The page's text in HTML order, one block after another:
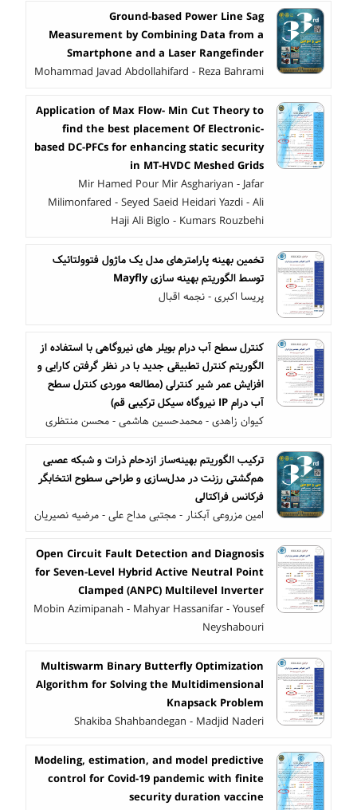
Ground-based Power Line Sag
Measurement by Combining Data from a
Smartphone and a Laser Rangefinder
Mohammad Javad Abdollahifard - Reza Bahrami
Application of Max Flow- Min Cut Theory to
find the best placement Of Electronic-
based DC-PFCs for enhancing static security
in MT-HVDC Meshed Grids
Mir Hamed Pour Mir Asghariyan - Jafar
Milimonfared - Seyed Saeid Heidari Yazdi - Ali
Haji Ali Biglo - Kumars Rouzbehi
تخمین بهینه پارامترهای مدل یک ماژول فتوولتائیک
توسط الگوریتم بهینه سازی Mayfly
پریسا اکبری - نجمه اقبال
کنترل سطح آب درام بویلر های نیروگاهی با استفاده از
الگوریتم کنترل تطبیقی جدید با در نظر گرفتن کارایی و
افزایش عمر شیر کنترلی (مطالعه موردی کنترل سطح
آب درام IP نیروگاه سیکل ترکیبی قم)
کیوان زاهدی - محمدحسین هاشمی - محسن منتظری
ترکیب الگوریتم بهینه‌ساز ازدحام ذرات و شبکه عصبی
هم‌گشتی رزنت در مدل‌سازی و طراحی سطوح انتخابگر
فرکانس فراکتالی
امین مزروعی آبکنار - مجتبی مداح علی - مرضیه نصیریان
Open Circuit Fault Detection and Diagnosis
for Seven-Level Hybrid Active Neutral Point
Clamped (ANPC) Multilevel Inverter
Mobin Azimipanah - Mahyar Hassanifar - Yousef
Neyshabouri
Multiswarm Binary Butterfly Optimization
Algorithm for Solving the Multidimensional
Knapsack Problem
Shakiba Shahbandegan - Madjid Naderi
Modeling, estimation, and model predictive
control for Covid-19 pandemic with finite
security duration vaccine